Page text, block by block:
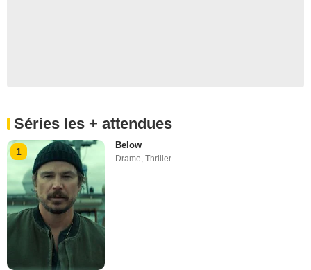
Séries les + attendues
1
Below
Drame ,Thriller